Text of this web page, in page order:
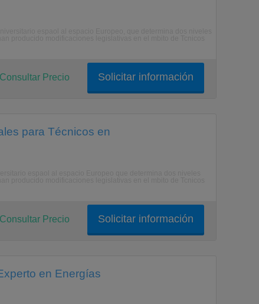
Solicitar información
Consultar Precio
para Técnicos en
Solicitar información
Consultar Precio
en Energías